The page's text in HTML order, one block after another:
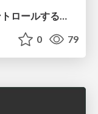
Backendはつらいよ - 複雑性をコントロールする技術/Backend_is_Hard_-_Techniques_for_Controlling_Complexity.pdf
0 79